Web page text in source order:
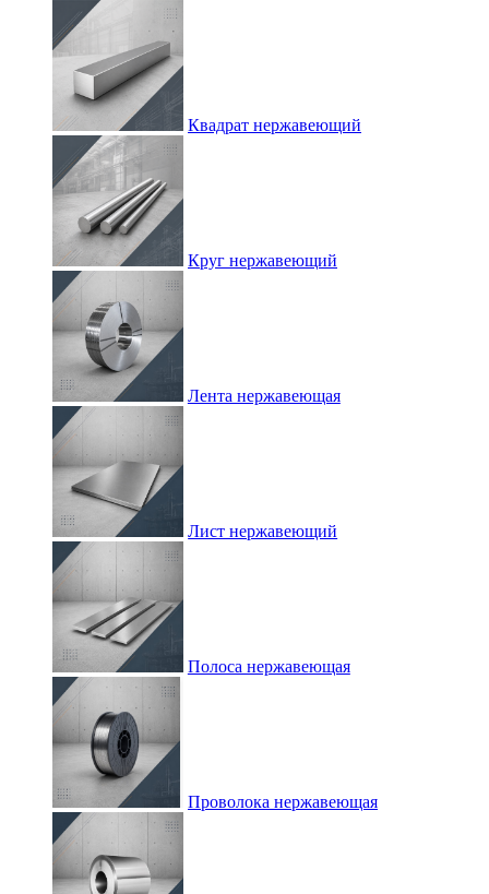
Квадрат нержавеющий
Круг нержавеющий
Лента нержавеющая
Лист нержавеющий
Полоса нержавеющая
Проволока нержавеющая